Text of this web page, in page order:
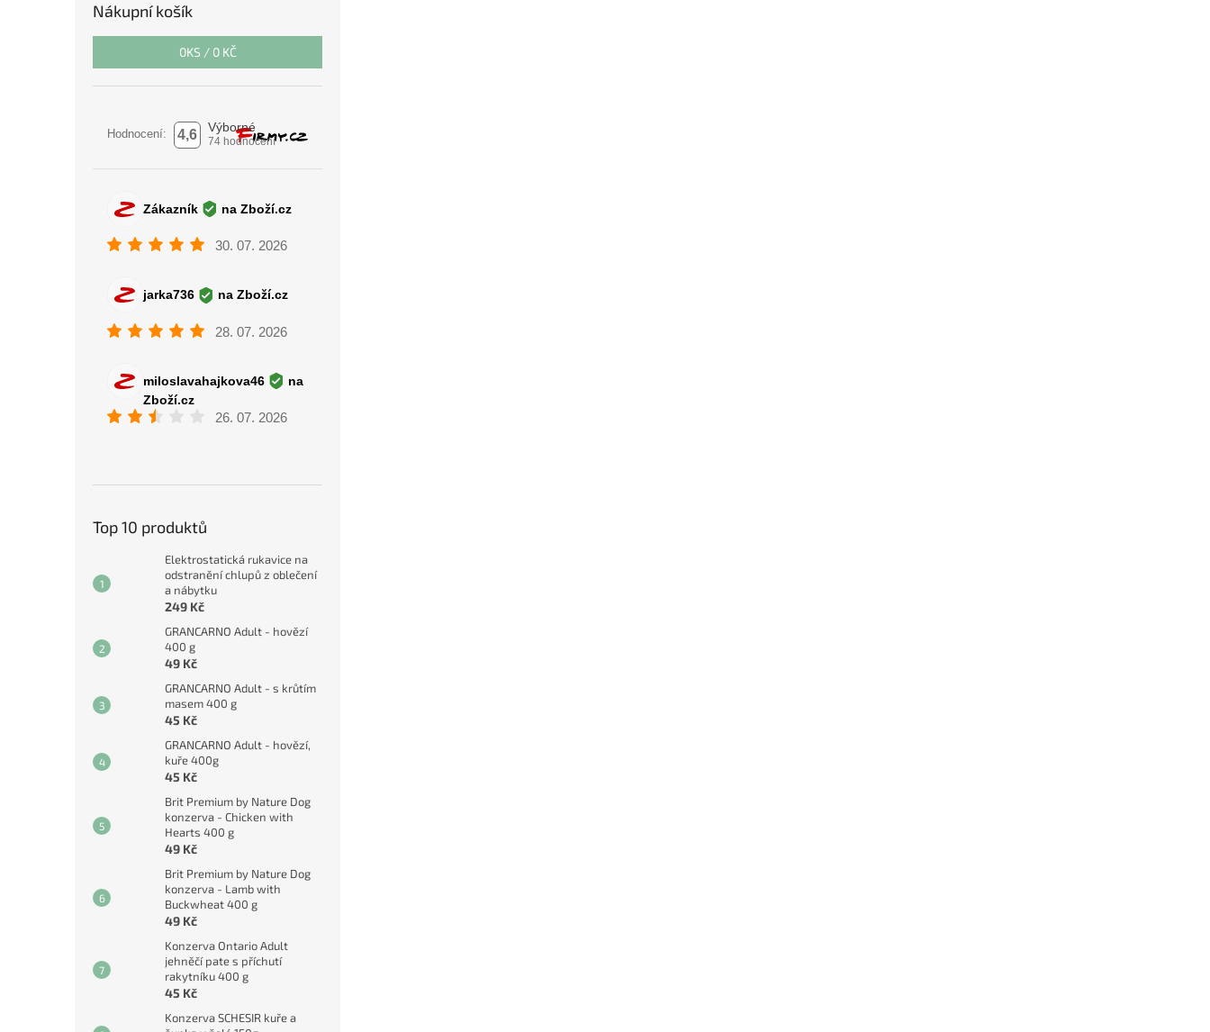
Nákupní košík
0KS / 0 KČ
Top 10 produktů
Elektrostatická rukavice na
odstranění chlupů z oblečení
a nábytku
249 Kč
GRANCARNO Adult - hovězí
400 g
49 Kč
GRANCARNO Adult - s krůtím
masem 400 g
45 Kč
GRANCARNO Adult - hovězí,
kuře 400g
45 Kč
Brit Premium by Nature Dog
konzerva - Chicken with
Hearts 400 g
49 Kč
Brit Premium by Nature Dog
konzerva - Lamb with
Buckwheat 400 g
49 Kč
Konzerva Ontario Adult
jehněčí pate s příchutí
rakytníku 400 g
45 Kč
Konzerva SCHESIR kuře a